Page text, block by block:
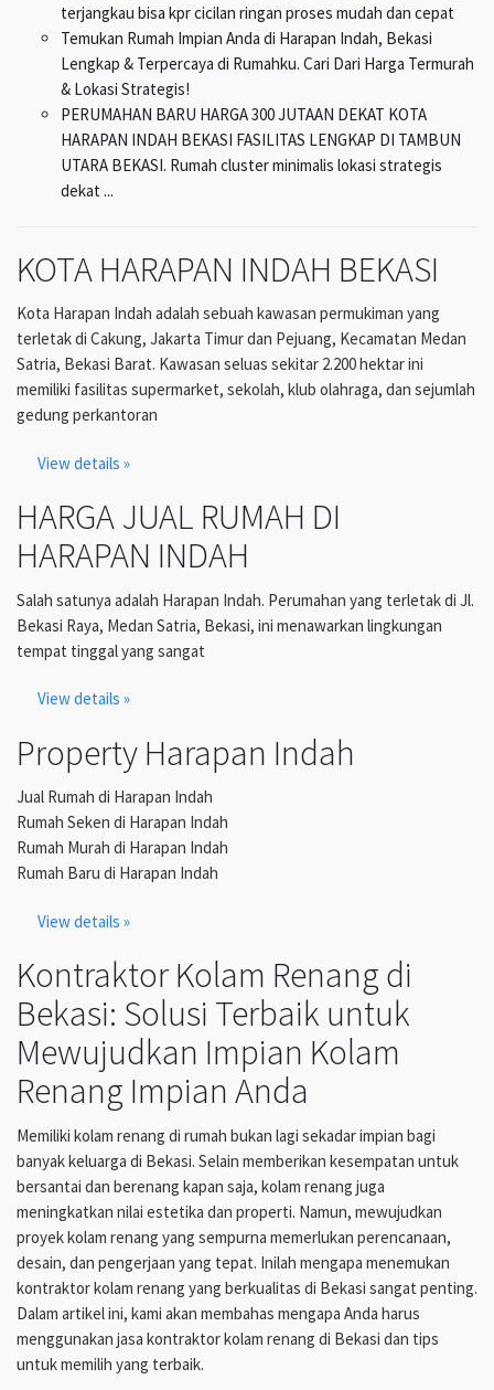
terjangkau bisa kpr cicilan ringan proses mudah dan cepat
Temukan Rumah Impian Anda di Harapan Indah, Bekasi
Lengkap & Terpercaya di Rumahku. Cari Dari Harga Termurah
& Lokasi Strategis!
PERUMAHAN BARU HARGA 300 JUTAAN DEKAT KOTA
HARAPAN INDAH BEKASI FASILITAS LENGKAP DI TAMBUN
UTARA BEKASI. Rumah cluster minimalis lokasi strategis
dekat ...
KOTA HARAPAN INDAH BEKASI
Kota Harapan Indah adalah sebuah kawasan permukiman yang
terletak di Cakung, Jakarta Timur dan Pejuang, Kecamatan Medan
Satria, Bekasi Barat. Kawasan seluas sekitar 2.200 hektar ini
memiliki fasilitas supermarket, sekolah, klub olahraga, dan sejumlah
gedung perkantoran
View details »
HARGA JUAL RUMAH DI
HARAPAN INDAH
Salah satunya adalah Harapan Indah. Perumahan yang terletak di Jl.
Bekasi Raya, Medan Satria, Bekasi, ini menawarkan lingkungan
tempat tinggal yang sangat
View details »
Property Harapan Indah
Jual Rumah di Harapan Indah
Rumah Seken di Harapan Indah
Rumah Murah di Harapan Indah
Rumah Baru di Harapan Indah
View details »
Kontraktor Kolam Renang di
Bekasi: Solusi Terbaik untuk
Mewujudkan Impian Kolam
Renang Impian Anda
Memiliki kolam renang di rumah bukan lagi sekadar impian bagi
banyak keluarga di Bekasi. Selain memberikan kesempatan untuk
bersantai dan berenang kapan saja, kolam renang juga
meningkatkan nilai estetika dan properti. Namun, mewujudkan
proyek kolam renang yang sempurna memerlukan perencanaan,
desain, dan pengerjaan yang tepat. Inilah mengapa menemukan
kontraktor kolam renang yang berkualitas di Bekasi sangat penting.
Dalam artikel ini, kami akan membahas mengapa Anda harus
menggunakan jasa kontraktor kolam renang di Bekasi dan tips
untuk memilih yang terbaik.